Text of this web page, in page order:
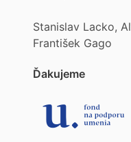
Stanislav Lacko,
František Gago
Ďakujeme